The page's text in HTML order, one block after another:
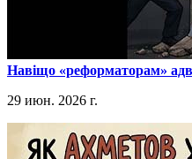
​Навіщо «реформаторам»
29 июн. 2026 г.